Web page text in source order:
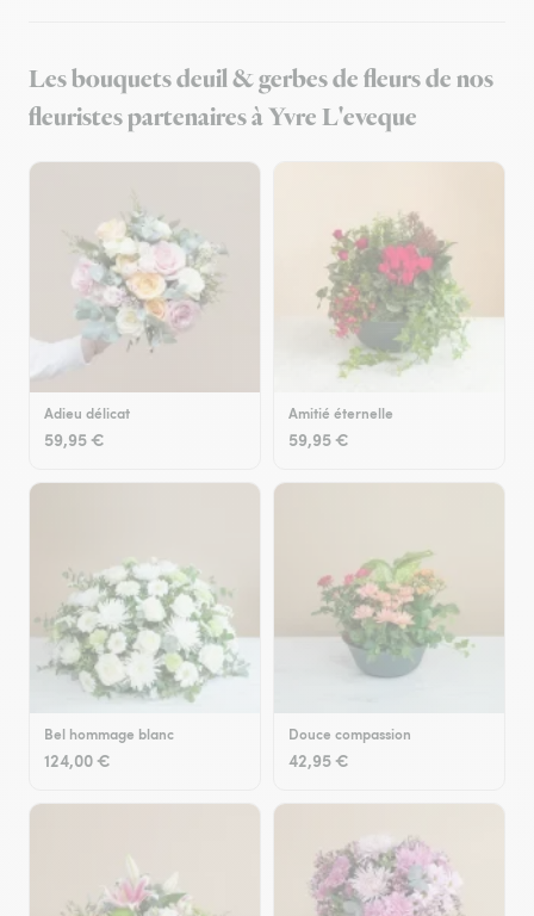
Les bouquets deuil & gerbes de fleurs de nos
fleuristes partenaires à Yvre L'eveque
Adieu délicat
59,95 €
Amitié éternelle
59,95 €
Bel hommage blanc
124,00 €
Douce compassion
42,95 €